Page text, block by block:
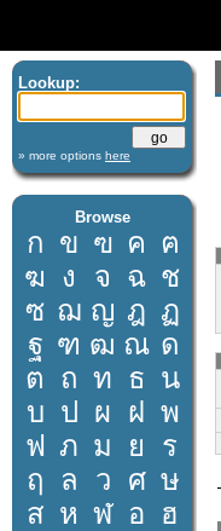
Lookup:
» more options here
Browse
ก ข ฃ ค ฅ
ฆ ง จ ฉ ช
ซ ฌ ญ ฎ ฏ
ฐ ฑ ฒ ณ ด
ต ถ ท ธ น
บ ป ผ ฝ พ
ฟ ภ ม ย
ร
ฤ
ล ว ศ ษ
ส ห ฬ อ ฮ